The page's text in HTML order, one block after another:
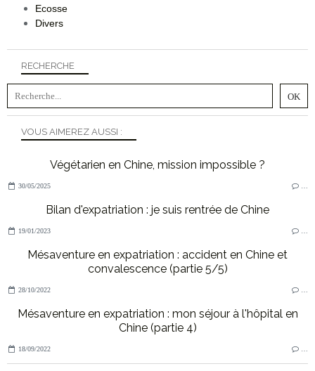
RECHERCHE
VOUS AIMEREZ AUSSI :
Végétarien en Chine, mission impossible ?
30/05/2025
Bilan d'expatriation : je suis rentrée de Chine
19/01/2023
Mésaventure en expatriation : accident en Chine et
convalescence (partie 5/5)
28/10/2022
Mésaventure en expatriation : mon séjour à l'hôpital en
Chine (partie 4)
18/09/2022
Ecosse
Divers